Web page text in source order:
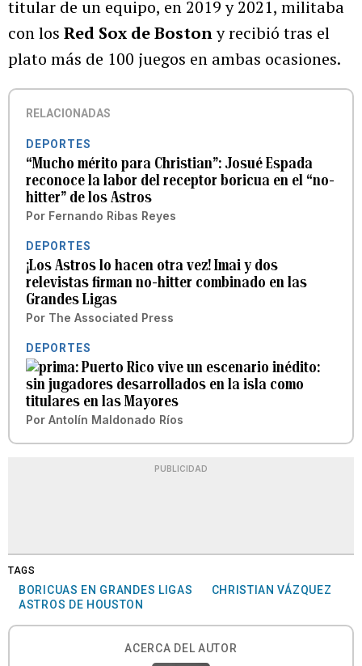
titular de un equipo, en 2019 y 2021, militaba
con los Red Sox de Bostony recibió tras el
plato más de 100 juegos en ambas ocasiones.
RELACIONADAS
DEPORTES
“Mucho mérito para Christian”: Josué Espada
reconoce la labor del receptor boricua en el “no-
hitter” de los Astros
Por Fernando Ribas Reyes
DEPORTES
¡Los Astros lo hacen otra vez! Imai y dos
relevistas firman no-hitter combinado en las
Grandes Ligas
Por The Associated Press
DEPORTES
Puerto Rico vive un escenario inédito:
sin jugadores desarrollados en la isla como
titulares en las Mayores
Por Antolín Maldonado Ríos
PUBLICIDAD
TAGS
BORICUAS EN GRANDES LIGAS
CHRISTIAN VÁZQUEZ
ASTROS DE HOUSTON
ACERCA DEL AUTOR